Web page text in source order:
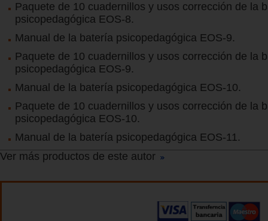
Paquete de 10 cuadernillos y usos corrección de la
psicopedagógica EOS-8.
Manual de la batería psicopedagógica EOS-9.
Paquete de 10 cuadernillos y usos corrección de la
psicopedagógica EOS-9.
Manual de la batería psicopedagógica EOS-10.
Paquete de 10 cuadernillos y usos corrección de la
psicopedagógica EOS-10.
Manual de la batería psicopedagógica EOS-11.
Ver más productos de este autor